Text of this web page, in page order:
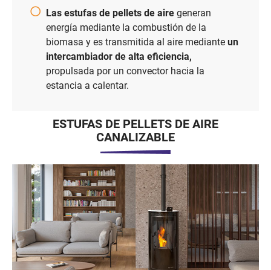
Las estufas de pellets de aire generan
energía mediante la combustión de la
biomasa y es transmitida al aire medianteun
intercambiador de alta eficiencia,
propulsada por un convector hacia la
estancia a calentar.
ESTUFAS DE PELLETS DE AIRE
CANALIZABLE